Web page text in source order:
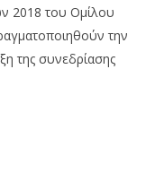
2018 του Ομίλου
την
της συνεδρίασης